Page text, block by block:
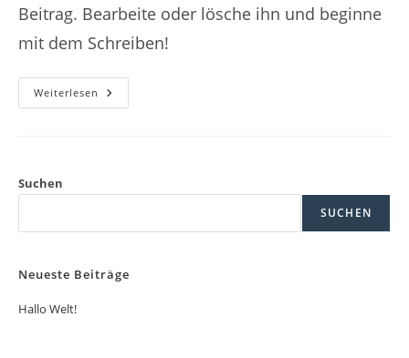
Beitrag. Bearbeite oder lösche ihn und beginne
mit dem Schreiben!
Weiterlesen Hallo
Welt!
Suchen
SUCHEN
Neueste Beiträge
Hallo Welt!